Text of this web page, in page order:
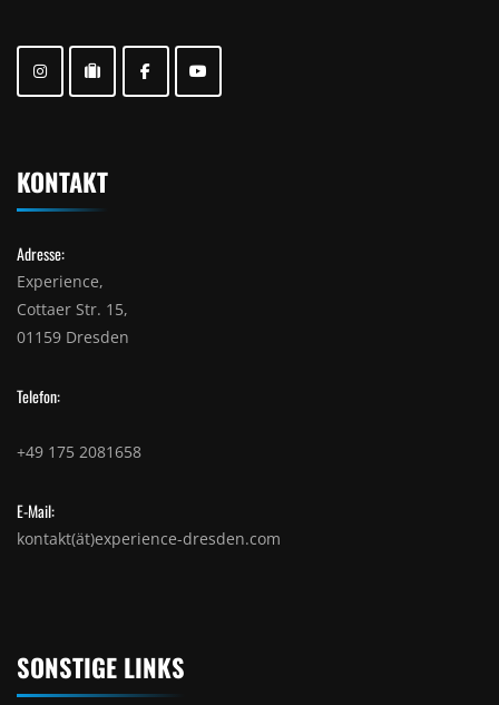
KONTAKT
Adresse:
Experience,
Cottaer Str. 15,
01159 Dresden
Telefon:
+49 175 2081658
E-Mail:
kontakt(ät)experience-dresden.com
SONSTIGE LINKS